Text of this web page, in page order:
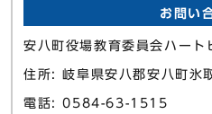
お問い
安八町役場教育委員会ハート
住所: 岐阜県安八郡安八町氷
電話: 0584-63-1515